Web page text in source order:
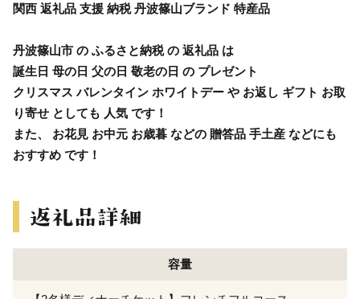
関西 返礼品 支援 納税 丹波篠山ブランド 特産品
丹波篠山市 の ふるさと納税 の 返礼品 は
誕生日 母の日 父の日 敬老の日 の プレゼント
クリスマス バレンタイン ホワイトデー や お返し ギフト お取
り寄せ としても 人気 です！
また、 お花見 お中元 お歳暮 などの 贈答品 手土産 などにも
おすすめ です！
容量